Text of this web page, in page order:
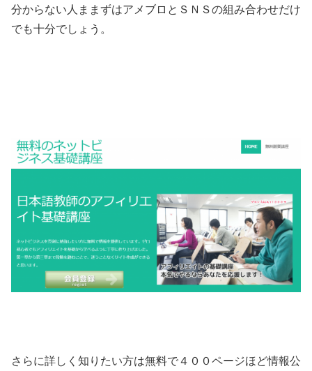
分からない人ままずはアメブロとＳＮＳの組み合わせだけ
でも十分でしょう。
さらに詳しく知りたい方は無料で４００ページほど情報公